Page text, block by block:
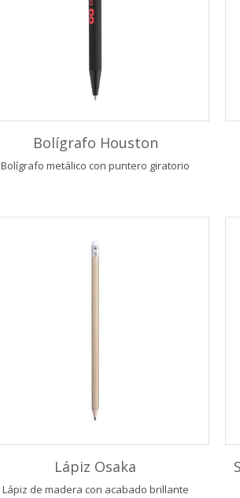
Bolígrafo Houston
Bolígrafo metálico con puntero giratorio
Lápiz Osaka
Lápiz de madera con acabado brillante